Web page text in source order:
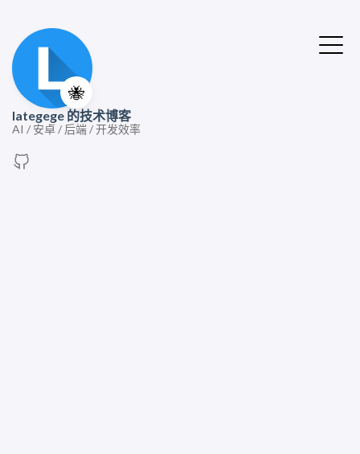
🐝
lategege 的技术博客
AI / 安卓 / 后端 / 开发效率